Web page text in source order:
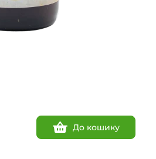
До кошику